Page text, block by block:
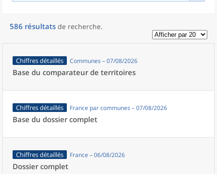
586 résultats de recherche.
Chiffres détaillés Communes – 07/08/2026
Base du comparateur de territoires
Chiffres détaillés France par communes – 07/08/2026
Base du dossier complet
Chiffres détaillés France – 06/08/2026
Dossier complet